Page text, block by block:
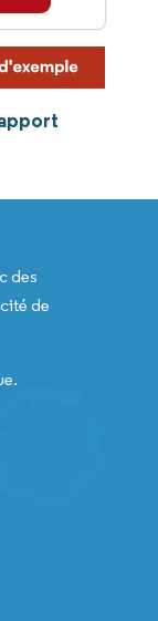
des
de